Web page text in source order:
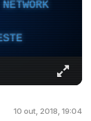
10 out, 2018, 19:04